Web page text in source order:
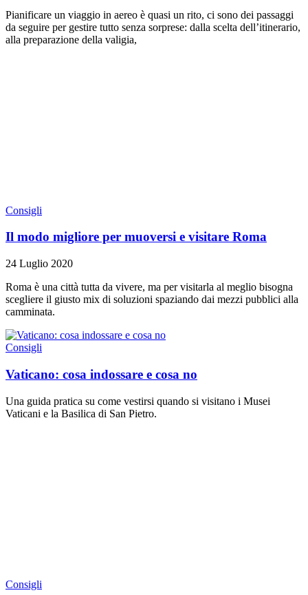
Pianificare un viaggio in aereo è quasi un rito, ci sono dei passaggi
da seguire per gestire tutto senza sorprese: dalla scelta dell’itinerario,
alla preparazione della valigia,
Consigli
Il modo migliore per muoversi e visitare Roma
24 Luglio 2020
Roma è una città tutta da vivere, ma per visitarla al meglio bisogna
scegliere il giusto mix di soluzioni spaziando dai mezzi pubblici alla
camminata.
Consigli
Vaticano: cosa indossare e cosa no
Una guida pratica su come vestirsi quando si visitano i Musei
Vaticani e la Basilica di San Pietro.
Consigli